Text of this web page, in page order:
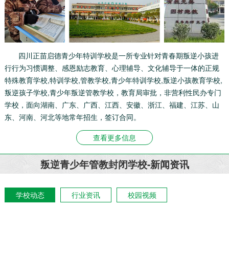
四川正苗启德青少年特训学校是一所专业针对青春期叛逆小孩进
行行为习惯调整、感恩励志教育、心理辅导、文化辅导于一体的正规
特殊教育学校,特训学校,管教学校,青少年特训学校,叛逆小孩教育学校,
叛逆孩子学校,青少年叛逆管教学校，教育局审批，非营利性民办专门
学校，面向湖南、广东、广西、江西、安徽、浙江、福建、江苏、山
东、河南、河北等地常年招生，签订合同。
查看更多信息
叛逆青少年管教封闭学校-新闻资讯
学校动态 行业资讯 校园视频